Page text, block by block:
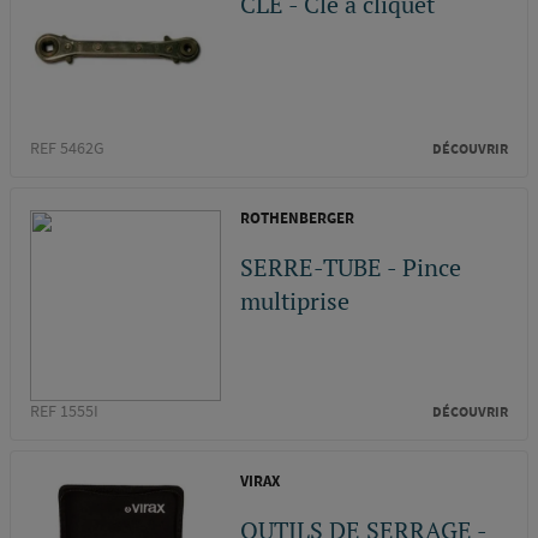
REF 5462G DÉCOUVRIR
ROTHENBERGER
SERRE-TUBE - Pince
multiprise
REF 1555I DÉCOUVRIR
VIRAX
OUTILS DE SERRAGE -